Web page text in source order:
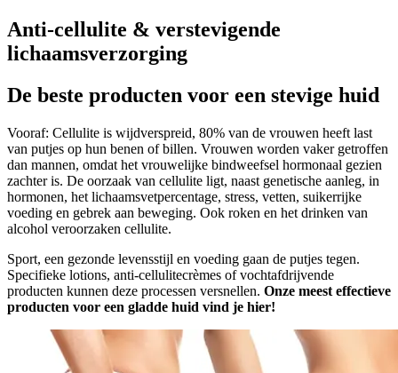
Anti-cellulite & verstevigende
lichaamsverzorging
De beste producten voor een stevige huid
Vooraf: Cellulite is wijdverspreid, 80% van de vrouwen heeft last
van putjes op hun benen of billen. Vrouwen worden vaker getroffen
dan mannen, omdat het vrouwelijke bindweefsel hormonaal gezien
zachter is. De oorzaak van cellulite ligt, naast genetische aanleg, in
hormonen, het lichaamsvetpercentage, stress, vetten, suikerrijke
voeding en gebrek aan beweging. Ook roken en het drinken van
alcohol veroorzaken cellulite.
Sport, een gezonde levensstijl en voeding gaan de putjes tegen.
Specifieke lotions, anti-cellulitecrèmes of vochtafdrijvende
producten kunnen deze processen versnellen. Onze meest effectieve
producten voor een gladde huid vind je hier!